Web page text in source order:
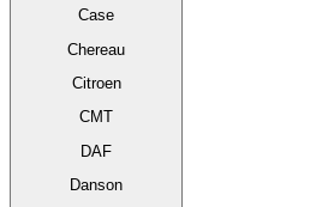
Case
Chereau
Citroen
CMT
DAF
Danson